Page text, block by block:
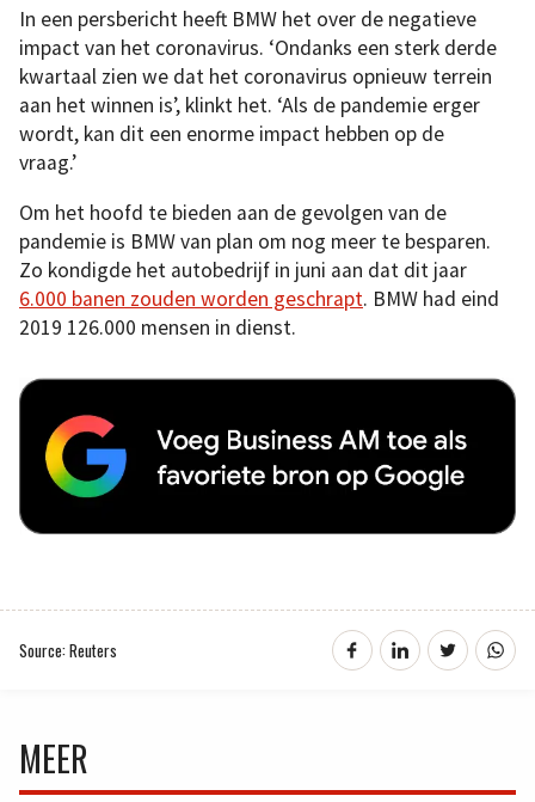
In een persbericht heeft BMW het over de negatieve
impact van het coronavirus. ‘Ondanks een sterk derde
kwartaal zien we dat het coronavirus opnieuw terrein
aan het winnen is’, klinkt het. ‘Als de pandemie erger
wordt, kan dit een enorme impact hebben op de
vraag.’
Om het hoofd te bieden aan de gevolgen van de
pandemie is BMW van plan om nog meer te besparen.
Zo kondigde het autobedrijf in juni aan dat dit jaar
6.000 banen zouden worden geschrapt. BMW had eind
2019 126.000 mensen in dienst.
Source: Reuters
MEER